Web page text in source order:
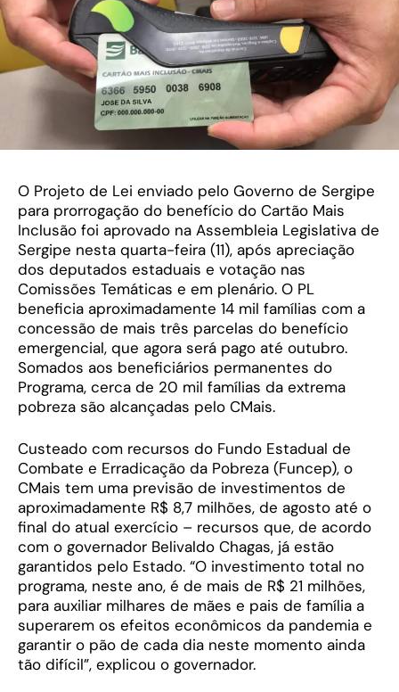
O Projeto de Lei enviado pelo Governo de Sergipe
para prorrogação do benefício do Cartão Mais
Inclusão foi aprovado na Assembleia Legislativa de
Sergipe nesta quarta-feira (11), após apreciação
dos deputados estaduais e votação nas
Comissões Temáticas e em plenário. O PL
beneficia aproximadamente 14 mil famílias com a
concessão de mais três parcelas do benefício
emergencial, que agora será pago até outubro.
Somados aos beneficiários permanentes do
Programa, cerca de 20 mil famílias da extrema
pobreza são alcançadas pelo CMais.
Custeado com recursos do Fundo Estadual de
Combate e Erradicação da Pobreza (Funcep), o
CMais tem uma previsão de investimentos de
aproximadamente R$ 8,7 milhões, de agosto até o
final do atual exercício – recursos que, de acordo
com o governador Belivaldo Chagas, já estão
garantidos pelo Estado. “O investimento total no
programa, neste ano, é de mais de R$ 21 milhões,
para auxiliar milhares de mães e pais de família a
superarem os efeitos econômicos da pandemia e
garantir o pão de cada dia neste momento ainda
tão difícil”, explicou o governador.